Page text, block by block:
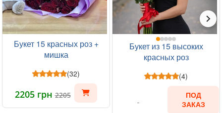
Букет 15 красных роз +
мишка
(32)
2205 грн2205
Букет из 15 высоких
красных роз
(4)
ПОД
ЗАКАЗ